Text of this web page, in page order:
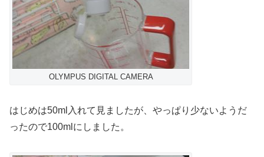
OLYMPUS DIGITAL CAMERA
はじめは50ml入れて見ましたが、やっぱり少ないようだ
ったので100mlにしました。